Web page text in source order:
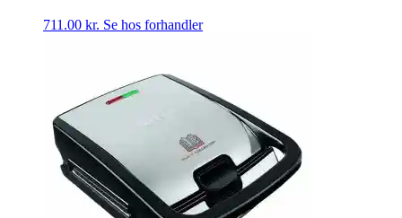
711.00 kr. Se hos forhandler